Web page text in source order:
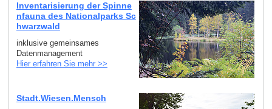
Inventarisierung der Spinne
nfauna des Nationalparks Sc
hwarzwald
inklusive gemeinsames
Datenmanagement
Hier erfahren Sie mehr >>
Stadt.Wiesen.Mensch